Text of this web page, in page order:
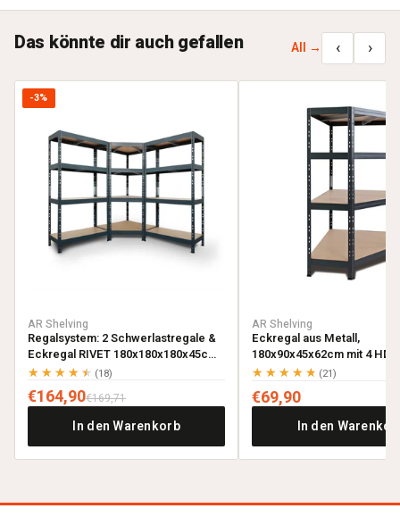
Das könnte dir auch gefallen All → ‹ ›
-3%
AR Shelving
Regalsystem: 2 Schwerlastregale &
Eckregal RIVET 180x180x180x45cm
mit 4 HDF-Böden, anthrazitgrau
★★★★★ (18)
€164,90€169,71
In den Warenkorb
AR Shelving
Eckregal aus Metall,
180x90x45x62cm mit 4
anthrazitgrau
★★★★★ (21)
€69,90
In den